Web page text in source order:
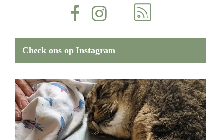
Check ons op Instagram